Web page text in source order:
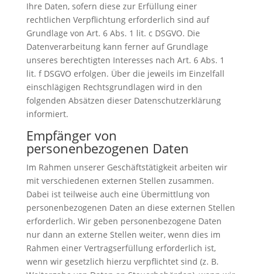
Ihre Daten, sofern diese zur Erfüllung einer
rechtlichen Verpflichtung erforderlich sind auf
Grundlage von Art. 6 Abs. 1 lit. c DSGVO. Die
Datenverarbeitung kann ferner auf Grundlage
unseres berechtigten Interesses nach Art. 6 Abs. 1
lit. f DSGVO erfolgen. Über die jeweils im Einzelfall
einschlägigen Rechtsgrundlagen wird in den
folgenden Absätzen dieser Datenschutzerklärung
informiert.
Empfänger von
personenbezogenen Daten
Im Rahmen unserer Geschäftstätigkeit arbeiten wir
mit verschiedenen externen Stellen zusammen.
Dabei ist teilweise auch eine Übermittlung von
personenbezogenen Daten an diese externen Stellen
erforderlich. Wir geben personenbezogene Daten
nur dann an externe Stellen weiter, wenn dies im
Rahmen einer Vertragserfüllung erforderlich ist,
wenn wir gesetzlich hierzu verpflichtet sind (z. B.